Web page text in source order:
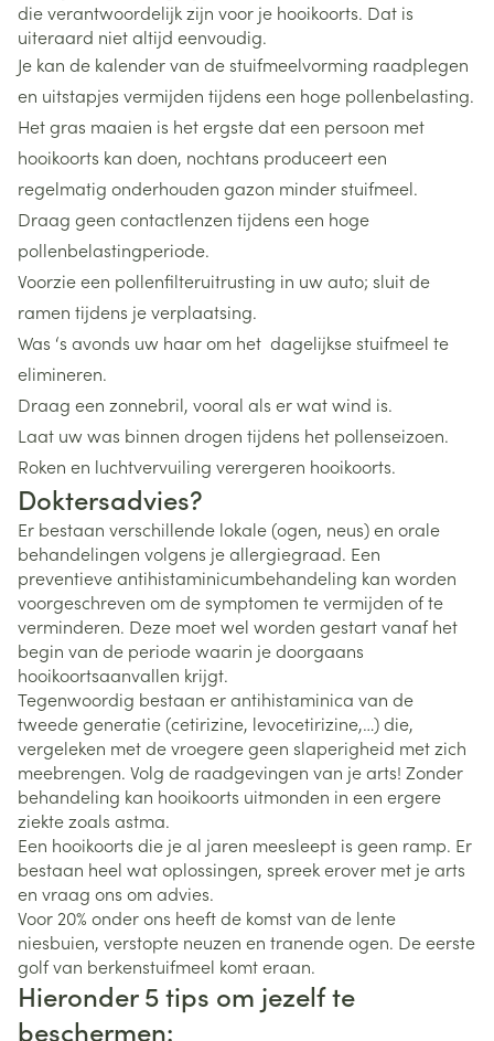
die verantwoordelijk zijn voor je hooikoorts. Dat is
uiteraard niet altijd eenvoudig.
Je kan de kalender van de stuifmeelvorming raadplegen
en uitstapjes vermijden tijdens een hoge pollenbelasting.
Het gras maaien is het ergste dat een persoon met
hooikoorts kan doen, nochtans produceert een
regelmatig onderhouden gazon minder stuifmeel.
Draag geen contactlenzen tijdens een hoge
pollenbelastingperiode.
Voorzie een pollenfilteruitrusting in uw auto; sluit de
ramen tijdens je verplaatsing.
Was ‘s avonds uw haar om het dagelijkse stuifmeel te
elimineren.
Draag een zonnebril, vooral als er wat wind is.
Laat uw was binnen drogen tijdens het pollenseizoen.
Roken en luchtvervuiling verergeren hooikoorts.
Doktersadvies?
Er bestaan verschillende lokale (ogen, neus) en orale
behandelingen volgens je allergiegraad. Een
preventieve antihistaminicumbehandeling kan worden
voorgeschreven om de symptomen te vermijden of te
verminderen. Deze moet wel worden gestart vanaf het
begin van de periode waarin je doorgaans
hooikoortsaanvallen krijgt.
Tegenwoordig bestaan er antihistaminica van de
tweede generatie (cetirizine, levocetirizine,…) die,
vergeleken met de vroegere geen slaperigheid met zich
meebrengen. Volg de raadgevingen van je arts! Zonder
behandeling kan hooikoorts uitmonden in een ergere
ziekte zoals astma.
Een hooikoorts die je al jaren meesleept is geen ramp. Er
bestaan heel wat oplossingen, spreek erover met je arts
en vraag ons om advies.
Voor 20% onder ons heeft de komst van de lente
niesbuien, verstopte neuzen en tranende ogen. De eerste
golf van berkenstuifmeel komt eraan.
Hieronder 5 tips om jezelf te
beschermen: